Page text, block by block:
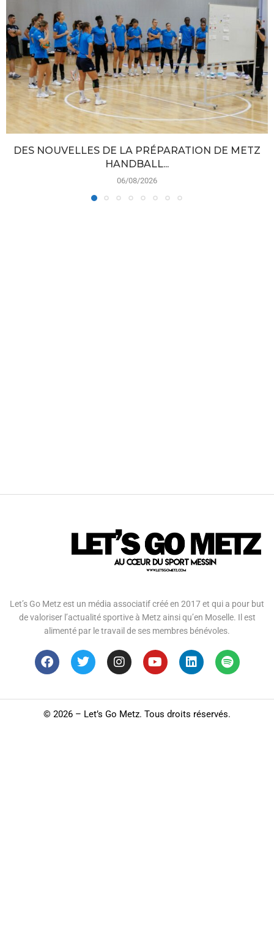
DES NOUVELLES DE LA PRÉPARATION DE METZ
HANDBALL...
06/08/2026
Let’s Go Metz est un média associatif créé en 2017 et qui a pour but
de valoriser l’actualité sportive à Metz ainsi qu’en Moselle. Il est
alimenté par le travail de ses membres bénévoles.
© 2026 – Let’s Go Metz. Tous droits réservés.